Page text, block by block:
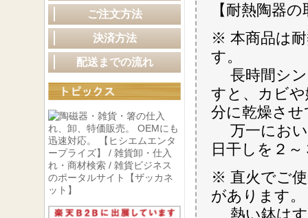
【耐熱陶器
※ 本商品は
す。
長時間シン
すと、カビ
分に乾燥さ
万一におい
日干しを２
※ 直火でご
があります。
熱い鉢はす
ご注文方法
決済方法
配送までの流れ